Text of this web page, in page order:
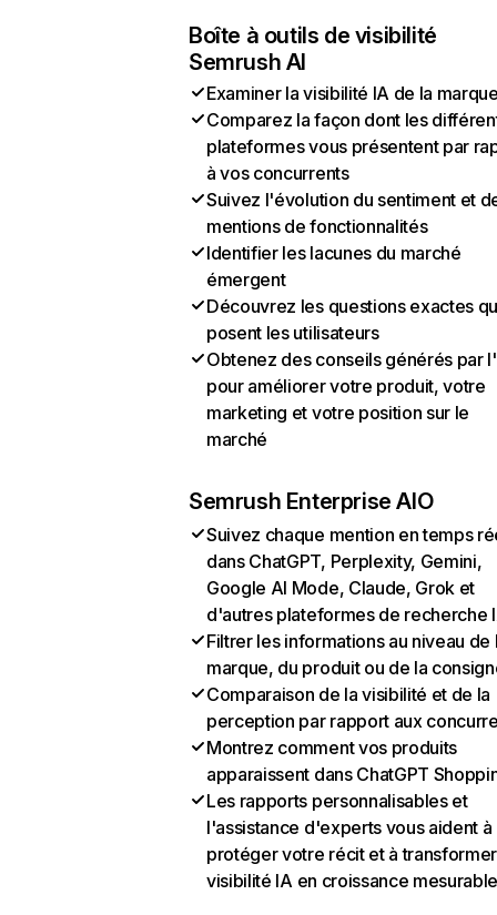
Boîte à outils de visibilité
Semrush AI
Examiner la visibilité IA de la
Comparez la façon dont les
plateformes vous présentent par
à vos concurrents
Suivez l'évolution du sentiment et
mentions de fonctionnalités
Identifier les lacunes du marché
émergent
Découvrez les questions exactes
posent les utilisateurs
Obtenez des conseils générés par
pour améliorer votre produit, votre
marketing et votre position sur le
marché
Semrush Enterprise AIO
Suivez chaque mention en temps
dans ChatGPT, Perplexity, Gemini,
Google AI Mode, Claude, Grok et
d'autres plateformes de recherche
Filtrer les informations au niveau de
marque, du produit ou de la
Comparaison de la visibilité et de la
perception par rapport aux
Montrez comment vos produits
apparaissent dans ChatGPT
Les rapports personnalisables et
l'assistance d'experts vous aident à
protéger votre récit et à
visibilité IA en croissance